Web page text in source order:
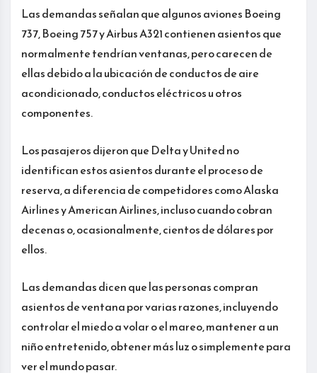
Las demandas señalan que algunos aviones Boeing
737, Boeing 757 y Airbus A321 contienen asientos que
normalmente tendrían ventanas, pero carecen de
ellas debido a la ubicación de conductos de aire
acondicionado, conductos eléctricos u otros
componentes.
Los pasajeros dijeron que Delta y United no
identifican estos asientos durante el proceso de
reserva, a diferencia de competidores como Alaska
Airlines y American Airlines, incluso cuando cobran
decenas o, ocasionalmente, cientos de dólares por
ellos.
Las demandas dicen que las personas compran
asientos de ventana por varias razones, incluyendo
controlar el miedo a volar o el mareo, mantener a un
niño entretenido, obtener más luz o simplemente para
ver el mundo pasar.